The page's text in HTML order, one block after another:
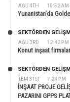
AĞU 4TH 10:52 AM
Yunanistan’da
AĞU 3RD 12:42 PM
SEKTÖRDEN
Konut inşaat
TEM 31ST 7:24 PM
SEKTÖRDEN
İNŞAAT PROJE
PAZARINI GPPS